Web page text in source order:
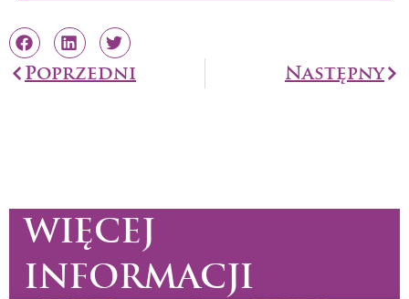
PrevPoprzedni Następny
WIĘCEJ
INFORMACJI